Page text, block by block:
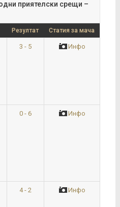
приятелски срещи –
Резултат Статия за мача
3 - 5 Инфо
0 - 6 Инфо
4 - 2 Инфо